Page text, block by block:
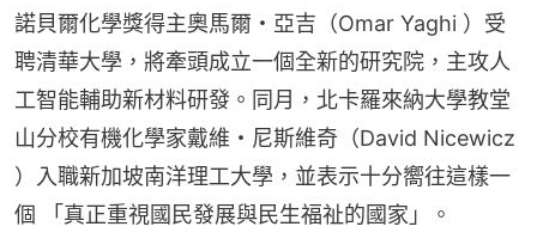
諾貝爾化學獎得主奧馬爾・亞吉（Omar Yaghi ）受
聘清華大學，將牽頭成立一個全新的研究院，主攻人
工智能輔助新材料研發。同月，北卡羅來納大學教堂
山分校有機化學家戴維・尼斯維奇（David Nicewicz
）入職新加坡南洋理工大學，並表示十分嚮往這樣一
個 「真正重視國民發展與民生福祉的國家」。